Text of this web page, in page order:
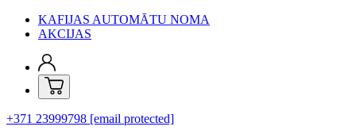
KAFIJAS AUTOMĀTU NOMA
AKCIJAS
+371 23999798 [email protected]